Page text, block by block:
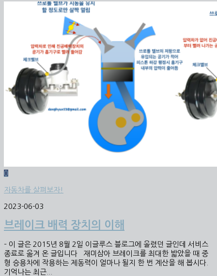
0
자동차를 살펴보자!
2023-06-03
브레이크 배력 장치의 이해
– 이 글은 2015년 8월 2일 이글루스 블로그에 올렸던 글인데 서비스
종료로 옮겨 온 글입니다 재미삼아 브레이크를 최대한 밟았을 때 중
형 승용차에 작용하는 제동력이 얼마나 될지 한 번 계산을 해 봅시다.
기억나는 최근...